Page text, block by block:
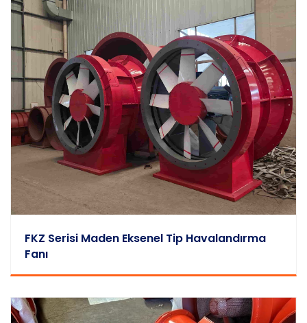
FKZ Serisi Maden Eksenel Tip Havalandırma
Fanı